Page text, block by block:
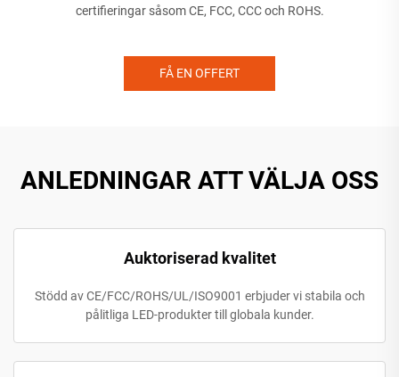
certifieringar såsom CE, FCC, CCC och ROHS.
FÅ EN OFFERT
ANLEDNINGAR ATT VÄLJA OSS
Auktoriserad kvalitet
Stödd av CE/FCC/ROHS/UL/ISO9001 erbjuder vi stabila och
pålitliga LED-produkter till globala kunder.